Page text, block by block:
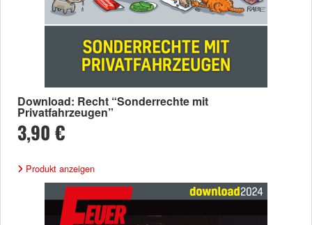
Download: Recht “Sonderrechte mit
Privatfahrzeugen”
3,90 €
Produkt anzeigen